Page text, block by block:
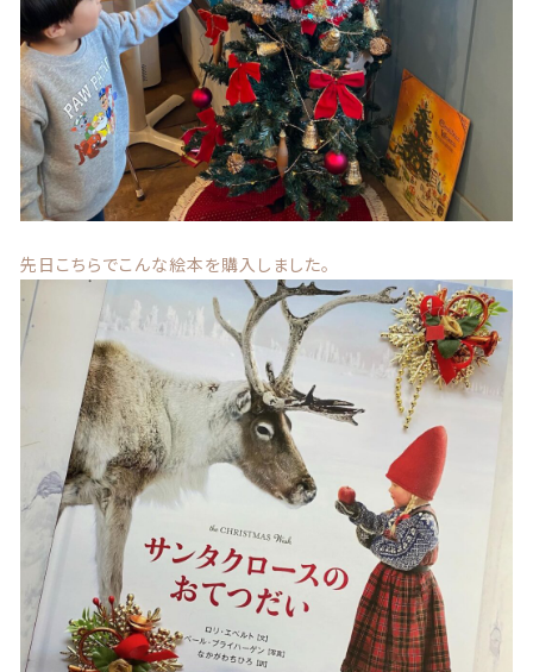
先日こちらでこんな絵本を購入しました。
© 2021 Lily craft